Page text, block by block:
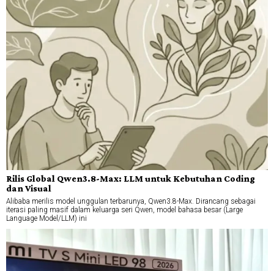
Rilis Global Qwen3.8-Max: LLM untuk Kebutuhan Coding
dan Visual
Alibaba merilis model unggulan terbarunya, Qwen3.8-Max. Dirancang sebagai
iterasi paling masif dalam keluarga seri Qwen, model bahasa besar (Large
Language Model/LLM) ini